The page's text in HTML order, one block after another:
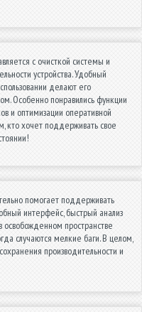
с очисткой системы и
устройства. Удобный
делают его
Особенно понравились функции
и оптимизации оперативной
кто хочет поддерживать свое
помогает поддерживать
интерфейс, быстрый анализ
освобожденном пространстве
случаются мелкие баги. В целом,
производительности и